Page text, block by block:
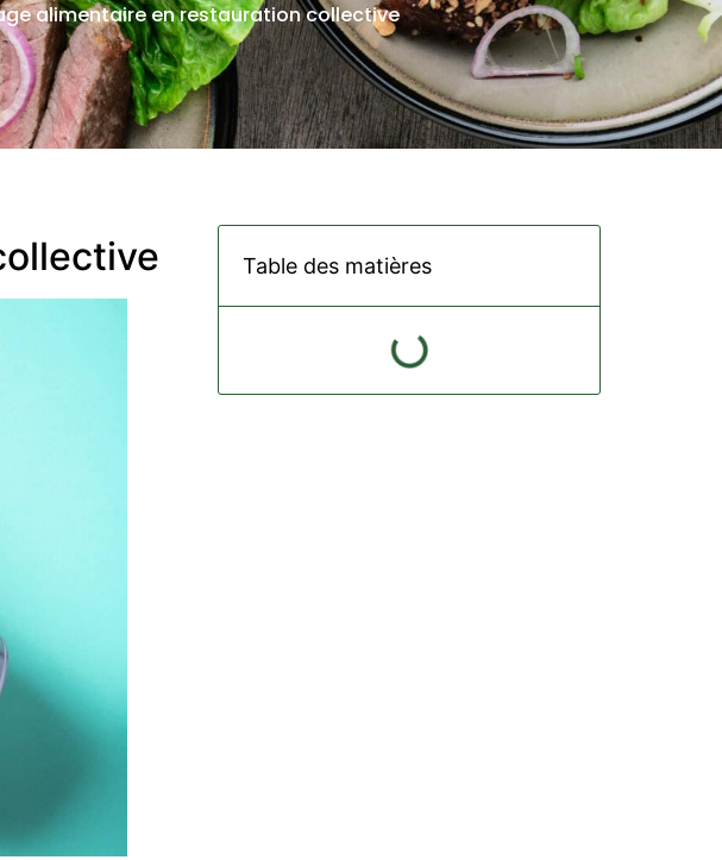
alimentaire en restauration collective
Table des matières